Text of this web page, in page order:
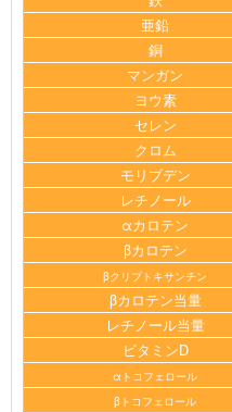
亜鉛
銅
マンガン
ヨウ素
セレン
クロム
モリブデン
レチノール
αカロテン
βカロテン
βクリプトキサンチン
βカロテン当量
レチノール当量
ビタミンD
αトコフェロール
βトコフェロール